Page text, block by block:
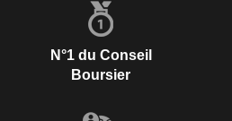
N°1 du Conseil
Boursier